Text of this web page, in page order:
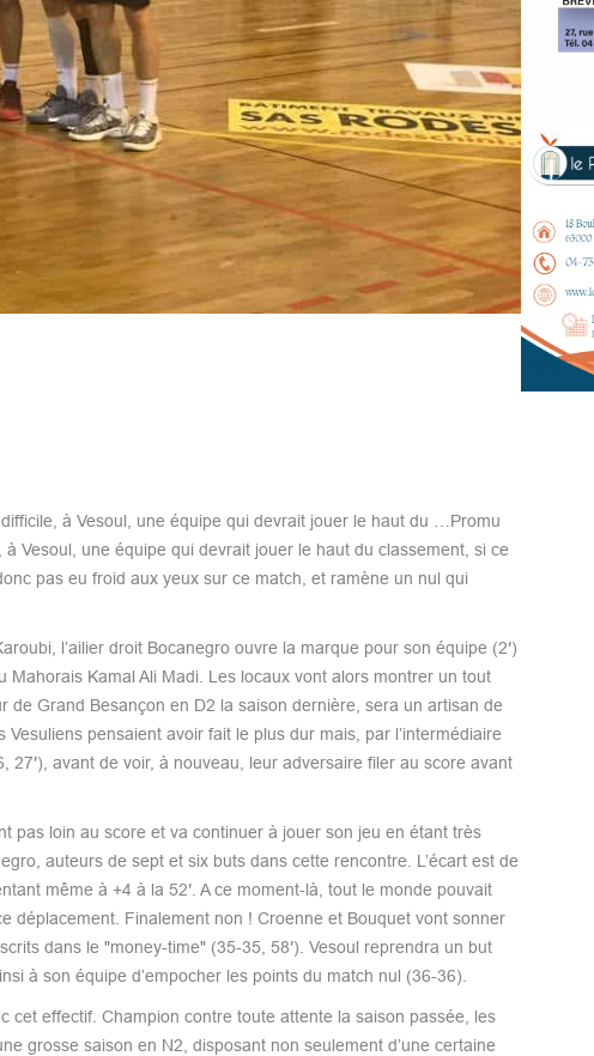
à Vesoul, une équipe qui devrait jouer le haut du …Promu
Vesoul, une équipe qui devrait jouer le haut du classement, si ce
pas eu froid aux yeux sur ce match, et ramène un nul qui
l’ailier droit Bocanegro ouvre la marque pour son équipe (2′)
Kamal Ali Madi. Les locaux vont alors montrer un tout
Grand Besançon en D2 la saison dernière, sera un artisan de
pensaient avoir fait le plus dur mais, par l’intermédiaire
avant de voir, à nouveau, leur adversaire filer au score avant
pas loin au score et va continuer à jouer son jeu en étant très
auteurs de sept et six buts dans cette rencontre. L’écart est de
même à +4 à la 52′. A ce moment-là, tout le monde pouvait
déplacement. Finalement non ! Croenne et Bouquet vont sonner
dans le "money-time" (35-35, 58′). Vesoul reprendra un but
à son équipe d’empocher les points du match nul (36-36).
cet effectif. Champion contre toute attente la saison passée, les
grosse saison en N2, disposant non seulement d’une certaine